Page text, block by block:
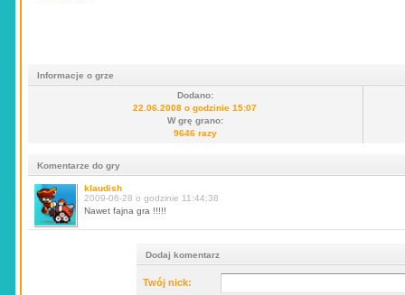
Informacje o grze
Dodano:
22.06.2008 o godzinie 15:07
W grę grano:
9646 razy
Komentarze do gry
klaudish
2009-06-28 o godzinie 11:44:38
Nawet fajna gra !!!!!
Dodaj komentarz
Twój nick: